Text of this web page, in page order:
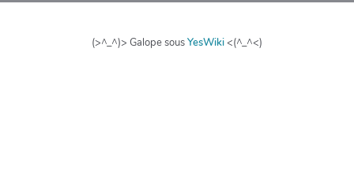
(>^_^)> Galope sousYesWiki<(^_^<)